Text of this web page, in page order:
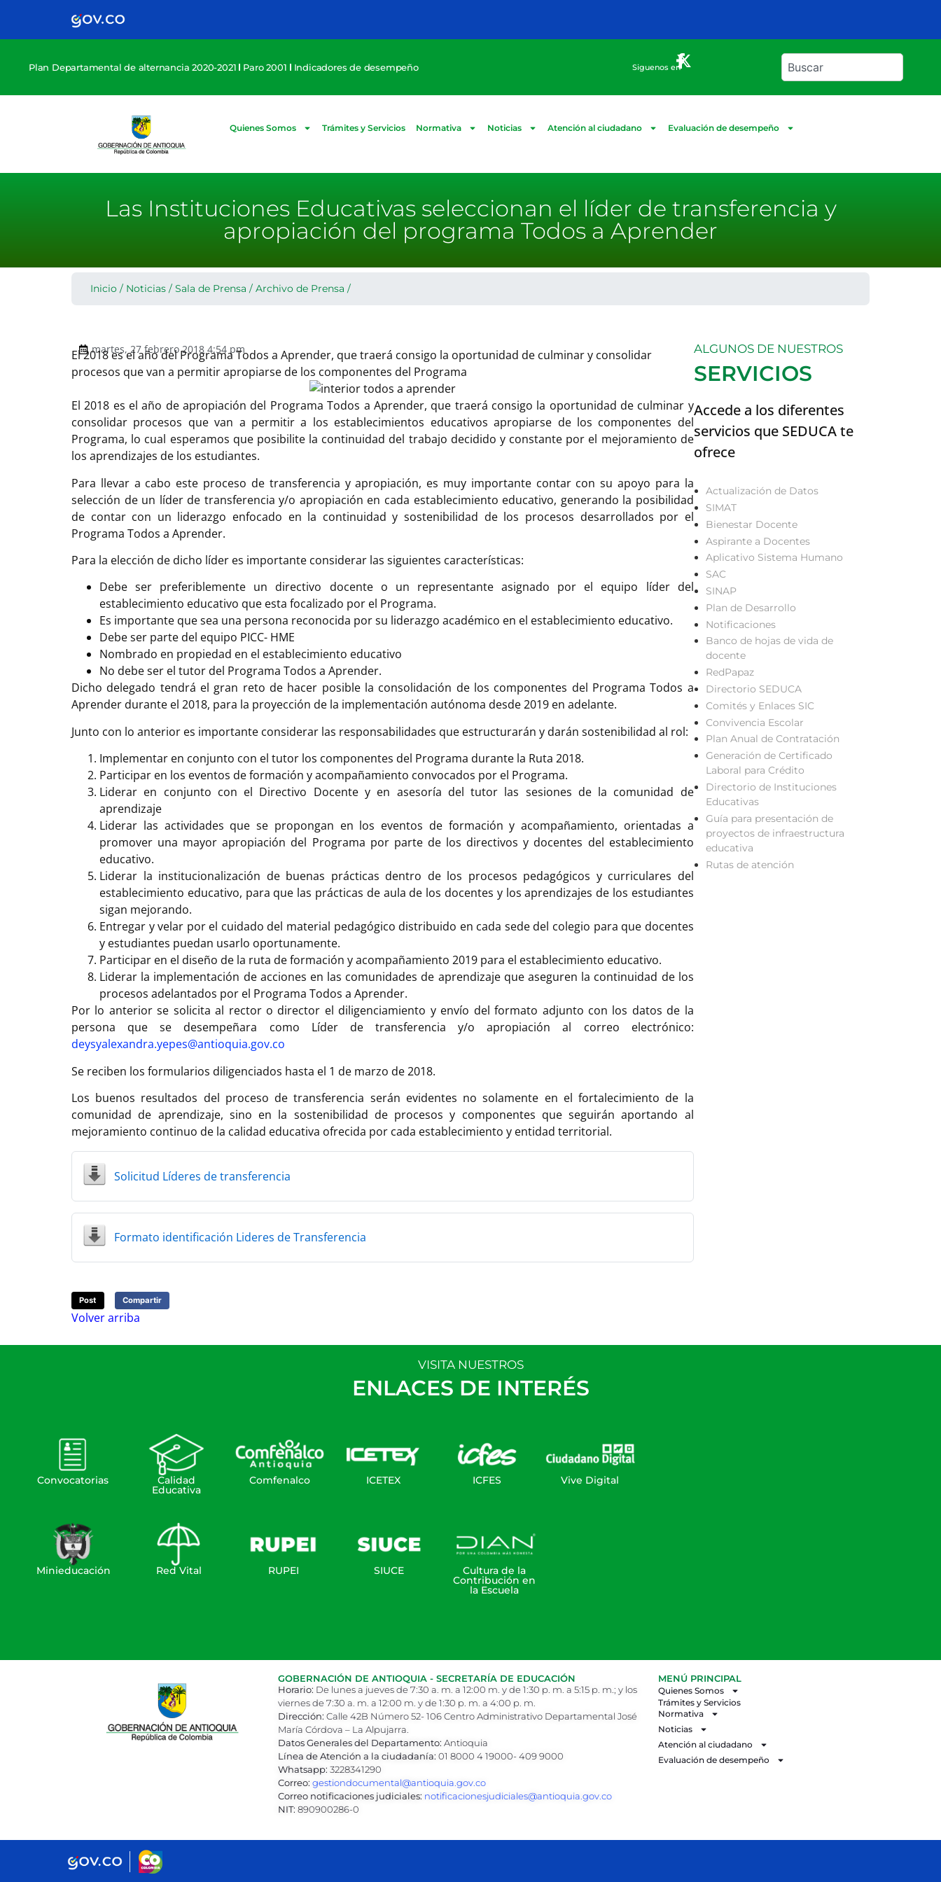
Plan Departamental de alternancia 2020-2021 Paro 2001 Indicadores de desempeño Siguenos en
Quienes Somos Trámites y Servicios Normativa Noticias Atención al ciudadano Evaluación de desempeño
Las Instituciones Educativas seleccionan el líder de transferencia y
apropiación del programa Todos a Aprender
Inicio / Noticias / Sala de Prensa / Archivo de Prensa /
martes, 27 febrero 2018 4:54 pm
El 2018 es el año del Programa Todos a Aprender, que traerá consigo la oportunidad de culminar y consolidar
procesos que van a permitir apropiarse de los componentes del Programa
El 2018 es el año de apropiación del Programa Todos a Aprender, que traerá consigo la oportunidad de culminar y
consolidar procesos que van a permitir a los establecimientos educativos apropiarse de los componentes del
Programa, lo cual esperamos que posibilite la continuidad del trabajo decidido y constante por el mejoramiento de
los aprendizajes de los estudiantes.
Para llevar a cabo este proceso de transferencia y apropiación, es muy importante contar con su apoyo para la
selección de un líder de transferencia y/o apropiación en cada establecimiento educativo, generando la posibilidad
de contar con un liderazgo enfocado en la continuidad y sostenibilidad de los procesos desarrollados por el
Programa Todos a Aprender.
Para la elección de dicho líder es importante considerar las siguientes características:
Debe ser preferiblemente un directivo docente o un representante asignado por el equipo líder del
establecimiento educativo que esta focalizado por el Programa.
Es importante que sea una persona reconocida por su liderazgo académico en el establecimiento educativo.
Debe ser parte del equipo PICC- HME
Nombrado en propiedad en el establecimiento educativo
No debe ser el tutor del Programa Todos a Aprender.
Dicho delegado tendrá el gran reto de hacer posible la consolidación de los componentes del Programa Todos a
Aprender durante el 2018, para la proyección de la implementación autónoma desde 2019 en adelante.
Junto con lo anterior es importante considerar las responsabilidades que estructurarán y darán sostenibilidad al rol:
Implementar en conjunto con el tutor los componentes del Programa durante la Ruta 2018.
Participar en los eventos de formación y acompañamiento convocados por el Programa.
Liderar en conjunto con el Directivo Docente y en asesoría del tutor las sesiones de la comunidad de
aprendizaje
Liderar las actividades que se propongan en los eventos de formación y acompañamiento, orientadas a
promover una mayor apropiación del Programa por parte de los directivos y docentes del establecimiento
educativo.
Liderar la institucionalización de buenas prácticas dentro de los procesos pedagógicos y curriculares del
establecimiento educativo, para que las prácticas de aula de los docentes y los aprendizajes de los estudiantes
sigan mejorando.
Entregar y velar por el cuidado del material pedagógico distribuido en cada sede del colegio para que docentes
y estudiantes puedan usarlo oportunamente.
Participar en el diseño de la ruta de formación y acompañamiento 2019 para el establecimiento educativo.
Liderar la implementación de acciones en las comunidades de aprendizaje que aseguren la continuidad de los
procesos adelantados por el Programa Todos a Aprender.
Por lo anterior se solicita al rector o director el diligenciamiento y envío del formato adjunto con los datos de la
persona que se desempeñara como Líder de transferencia y/o apropiación al correo electrónico:
deysyalexandra.yepes@antioquia.gov.co
Se reciben los formularios diligenciados hasta el 1 de marzo de 2018.
Los buenos resultados del proceso de transferencia serán evidentes no solamente en el fortalecimiento de la
comunidad de aprendizaje, sino en la sostenibilidad de procesos y componentes que seguirán aportando al
mejoramiento continuo de la calidad educativa ofrecida por cada establecimiento y entidad territorial.
Solicitud Líderes de transferencia
Formato identificación Lideres de Transferencia
Post Compartir
Volver arriba
ALGUNOS DE NUESTROS
SERVICIOS
Accede a los diferentes
servicios que SEDUCA te
ofrece
Actualización de Datos
SIMAT
Bienestar Docente
Aspirante a Docentes
Aplicativo Sistema Humano
SAC
SINAP
Plan de Desarrollo
Notificaciones
Banco de hojas de vida de
docente
RedPapaz
Directorio SEDUCA
Comités y Enlaces SIC
Convivencia Escolar
Plan Anual de Contratación
Generación de Certificado
Laboral para Crédito
Directorio de Instituciones
Educativas
Guía para presentación de
proyectos de infraestructura
educativa
Rutas de atención
VISITA NUESTROS
ENLACES DE INTERÉS
Convocatorias Calidad
Educativa
Comfenalco ICETEX ICFES Vive Digital
Minieducación Red Vital RUPEI SIUCE Cultura de la
Contribución en
la Escuela
GOBERNACIÓN DE ANTIOQUIA - SECRETARÍA DE EDUCACIÓN
Horario: De lunes a jueves de 7:30 a. m. a 12:00 m. y de 1:30 p. m. a 5:15 p. m.; y los
viernes de 7:30 a. m. a 12:00 m. y de 1:30 p. m. a 4:00 p. m.
Dirección: Calle 42B Número 52- 106 Centro Administrativo Departamental José
María Córdova – La Alpujarra.
Datos Generales del Departamento: Antioquia
Línea de Atención a la ciudadanía: 01 8000 4 19000- 409 9000
Whatsapp: 3228341290
Correo: gestiondocumental@antioquia.gov.co
Correo notificaciones judiciales: notificacionesjudiciales@antioquia.gov.co
NIT: 890900286-0
MENÚ PRINCIPAL
Quienes Somos
Trámites y Servicios
Normativa
Noticias
Atención al ciudadano
Evaluación de desempeño